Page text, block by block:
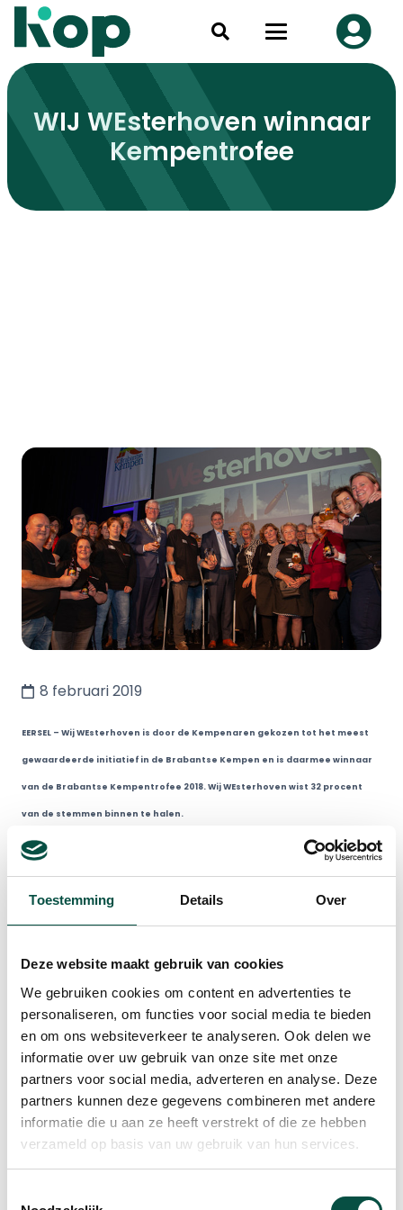
Toestemming Details Over
Deze website maakt gebruik van cookies
We gebruiken cookies om content en advertenties te
personaliseren, om functies voor social media te bieden
en om ons websiteverkeer te analyseren. Ook delen we
informatie over uw gebruik van onze site met onze
partners voor social media, adverteren en analyse. Deze
partners kunnen deze gegevens combineren met andere
informatie die u aan ze heeft verstrekt of die ze hebben
verzameld op basis van uw gebruik van hun services.
WIJ WEsterhoven winnaar
Kempentrofee
8 februari 2019
EERSEL – Wij WEsterhoven is door de Kempenaren gekozen tot het meest
gewaardeerde initiatief in de Brabantse Kempen en is daarmee winnaar
van de Brabantse Kempentrofee 2018. Wij WEsterhoven wist 32 procent
van de stemmen binnen te halen.
Bron:
Waarnemend burgemeester Joseph Vos van de gemeente Eersel reikte de trofee
uit. De andere genomineerden waren Project NLS, Torenzicht een Grensbeleving,
Inkoop Samenwerking de Kempen en SamenSlim Eersel.
Vernieuwend
Met de uitreiking van de Kempentrofee wil het Streekplatform (een